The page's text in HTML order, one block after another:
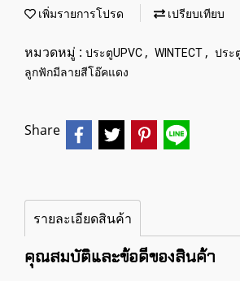
เพิ่มรายการโปรด เปรียบเทียบ
หมวดหมู่ : ประตูUPVC , WINTECT , ประ
ลูกฟักมีลายสีโอ๊คแดง
Share
รายละเอียดสินค้า
คุณสมบัติและข้อดีของสินค้า